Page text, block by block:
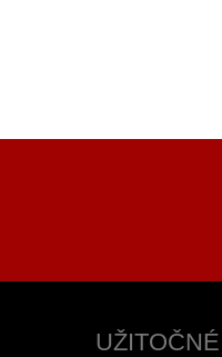
UŽITOČNÉ